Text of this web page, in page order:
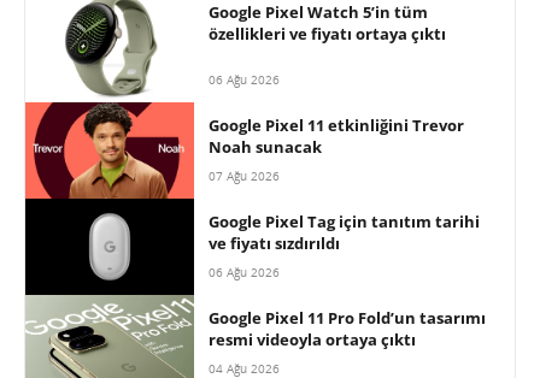
Google Pixel Watch 5’in tüm
özellikleri ve fiyatı ortaya çıktı
06 Ağu 2026
Google Pixel 11 etkinliğini Trevor
Noah sunacak
07 Ağu 2026
Google Pixel Tag için tanıtım tarihi
ve fiyatı sızdırıldı
06 Ağu 2026
Google Pixel 11 Pro Fold’un tasarımı
resmi videoyla ortaya çıktı
04 Ağu 2026